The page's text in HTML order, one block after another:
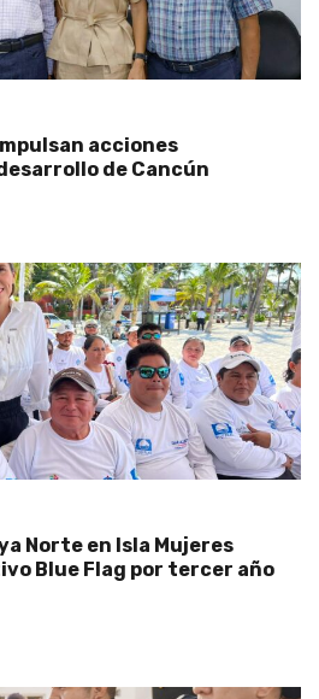
acciones
de Cancún
Norte en Isla Mujeres
Blue Flag por tercer año